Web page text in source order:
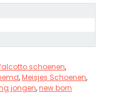
schoenen,
,Meisjes Schoenen,
jongen,new born